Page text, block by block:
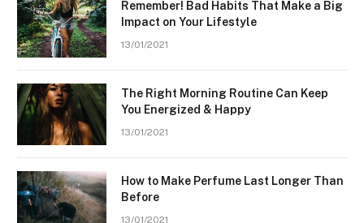
Remember! Bad Habits That Make a Big
Impact on Your Lifestyle
13/01/2021
The Right Morning Routine Can Keep
You Energized & Happy
13/01/2021
How to Make Perfume Last Longer Than
Before
13/01/2021